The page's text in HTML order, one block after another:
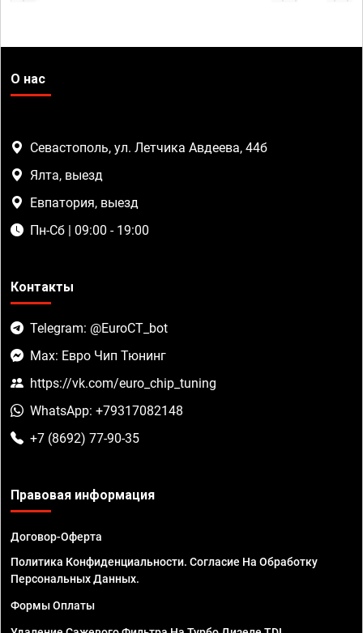
О нас
Севастополь, ул. Летчика Авдеева, 44б
Ялта, выезд
Евпатория, выезд
Пн-Сб | 09:00 - 19:00
Контакты
Telegram: @EuroCT_bot
Max: Евро Чип Тюнинг
https://vk.com/euro_chip_tuning
WhatsApp: +79317082148
+7 (8692) 77-90-35
Правовая информация
Договор-Оферта
Политика Конфиденциальности. Согласие На Обработку
Персональных Данных.
Формы Оплаты